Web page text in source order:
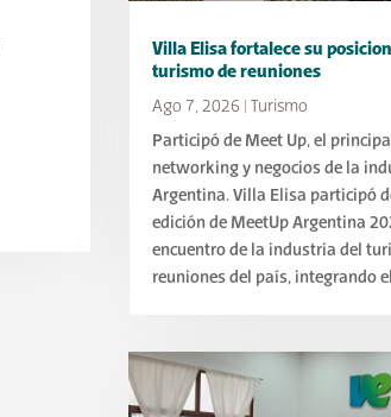
Villa Elisa fortalece su
turismo de reuniones
Ago 7, 2026
Turismo
Participó de Meet Up, el
networking y negocios de la
Argentina. Villa Elisa participó
edición de MeetUp Argentina
encuentro de la industria del
reuniones del país, integrando